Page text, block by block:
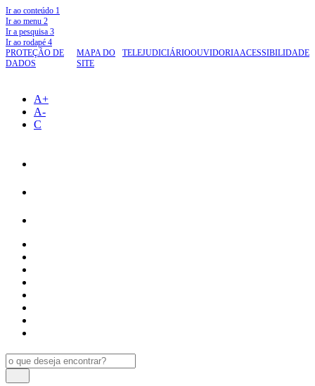
Ir ao conteúdo 1
Ir ao menu 2
Ir a pesquisa 3
Ir ao rodapé 4
PROTEÇÃO DE
DADOS
MAPA DO
SITE
TELEJUDICIÁRIOOUVIDORIAACESSIBILIDADE
A+
A-
C